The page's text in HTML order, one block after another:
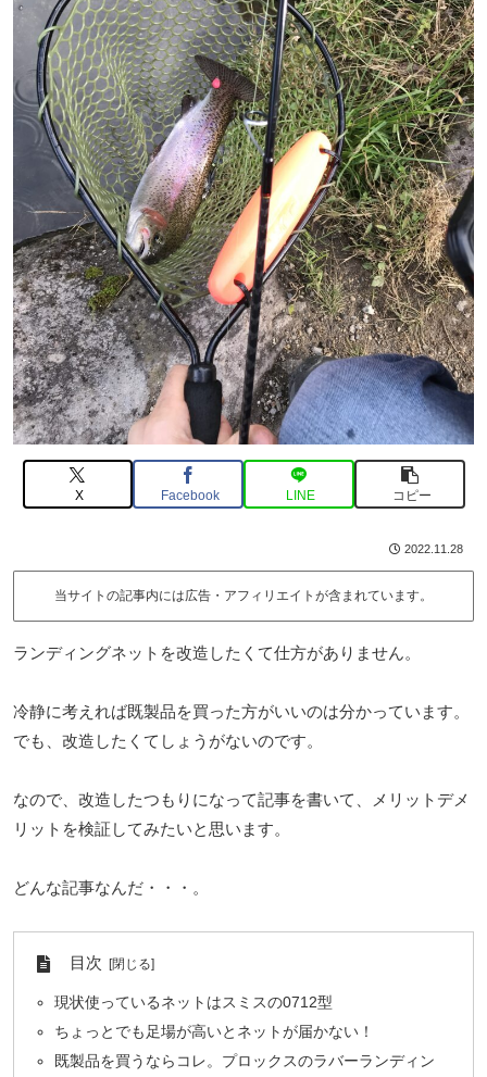
X Facebook LINE コピー
2022.11.28
当サイトの記事内には広告・アフィリエイトが含まれています。
ランディングネットを改造したくて仕方がありません。
冷静に考えれば既製品を買った方がいいのは分かっています。
でも、改造したくてしょうがないのです。
なので、改造したつもりになって記事を書いて、メリットデメ
リットを検証してみたいと思います。
どんな記事なんだ・・・。
目次
現状使っているネットはスミスの0712型
ちょっとでも足場が高いとネットが届かない！
既製品を買うならコレ。プロックスのラバーランディン